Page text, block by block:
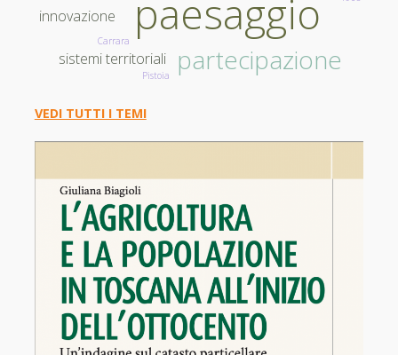
paesaggio
partecipazione
innovazione
sistemi territoriali
Carrara
Pistoia
VEDI TUTTI I TEMI